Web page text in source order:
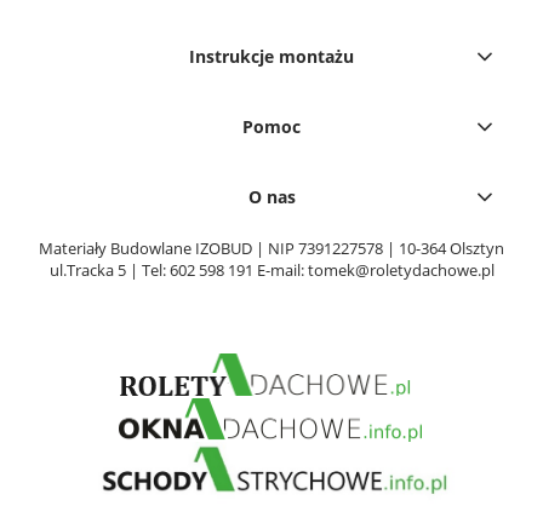
Instrukcje montażu
Pomoc
O nas
Materiały Budowlane IZOBUD | NIP 7391227578 | 10-364 Olsztyn
ul.Tracka 5 | Tel:602 598 191 E-mail:tomek@roletydachowe.pl